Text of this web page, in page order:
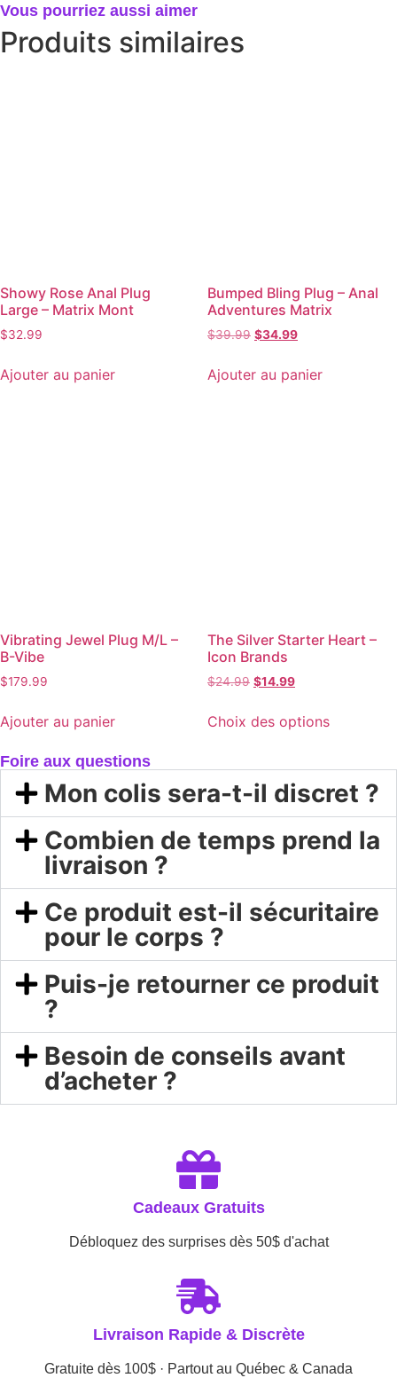
Vous pourriez aussi aimer
Produits similaires
Showy Rose Anal Plug
Large – Matrix Mont
$32.99
Ajouter au panier
Bumped Bling Plug – Anal
Adventures Matrix
$39.99 $34.99
Ajouter au panier
Vibrating Jewel Plug M/L –
B-Vibe
$179.99
Ajouter au panier
The Silver Starter Heart –
Icon Brands
$24.99 $14.99
Choix des options
Foire aux questions
Mon colis sera-t-il discret ?
Combien de temps prend la
livraison ?
Ce produit est-il sécuritaire
pour le corps ?
Puis-je retourner ce produit
?
Besoin de conseils avant
d’acheter ?
Cadeaux Gratuits
Débloquez des surprises dès 50$ d'achat
Livraison Rapide & Discrète
Gratuite dès 100$ · Partout au Québec & Canada